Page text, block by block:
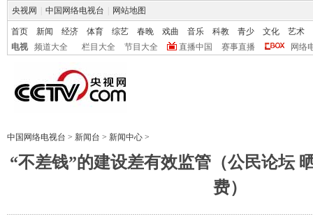
央视网 中国网络电视台 网站地图
首页 新闻 经济 体育 综艺 春晚 戏曲 音乐 科教 青少 文化
艺术
电视
频道大全 栏目大全 节目大全 直播中国 赛事直播 网络
中国网络电视台 > 新闻台 > 新闻中心 >
“不差钱”的建设差有效监管（公民论坛
费）